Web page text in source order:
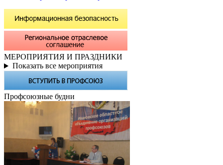
МЕРОПРИЯТИЯ И ПРАЗДНИКИ
Показать все мероприятия
Профсоюзные будни